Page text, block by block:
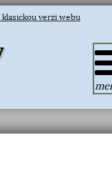
verzi webu